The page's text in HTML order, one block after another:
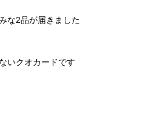
な2品が届きました
いクオカードです